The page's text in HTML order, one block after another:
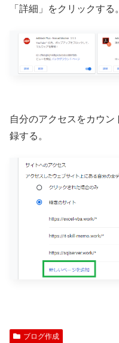
「詳細」をクリックする。
自分のアクセスをカウ
録する。
ブログ作成